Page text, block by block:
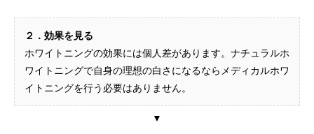
２．効果を見る
ホワイトニングの効果には個人差があります。ナチュラルホ
ワイトニングで自身の理想の白さになるならメディカルホワ
イトニングを行う必要はありません。
▼